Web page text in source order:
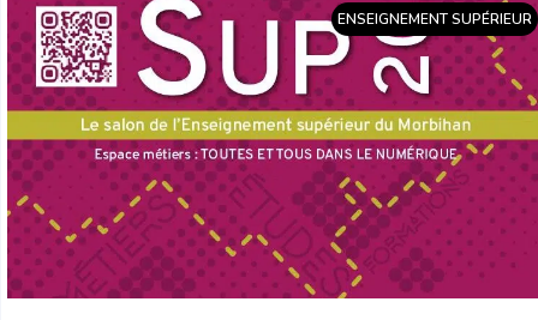
ENSEIGNEMENT SUPÉRIEUR